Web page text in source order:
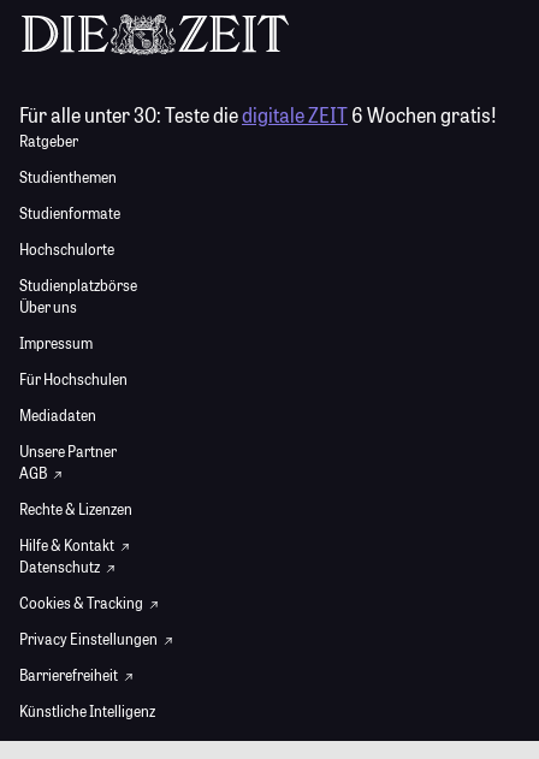
Für alle unter 30:Teste diedigitale ZEIT6 Wochen gratis!
Ratgeber
Studienthemen
Studienformate
Hochschulorte
Studienplatzbörse
Über uns
Impressum
Für Hochschulen
Mediadaten
Unsere Partner
AGB
Rechte & Lizenzen
Hilfe & Kontakt
Datenschutz
Cookies & Tracking
Privacy Einstellungen
Barrierefreiheit
Künstliche Intelligenz